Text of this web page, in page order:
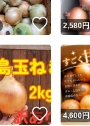
いいね！
2,580円
いいね！
4,600円